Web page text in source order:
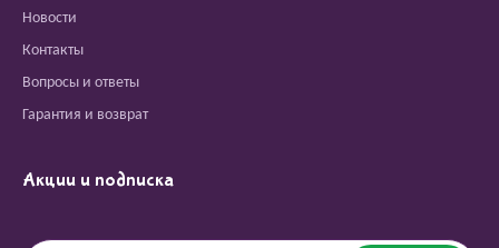
Новости
Контакты
Вопросы и ответы
Гарантия и возврат
Акции и подписка